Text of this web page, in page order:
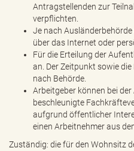
Antragstellenden zur
verpflichten.
Je nach
über das Internet oder
Für die Erteilung der
an. Der Zeitpunkt sowie
nach Behörde.
Arbeitgeber können bei
beschleunigte
aufgrund öffentlicher
einen Arbeitnehmer aus
Zuständig: die für den Wohnsitz